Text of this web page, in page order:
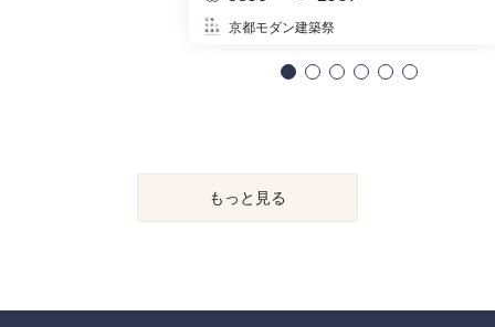
京都モダン建築祭
もっと見る